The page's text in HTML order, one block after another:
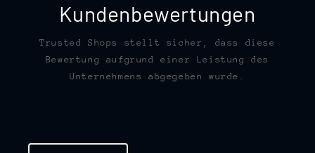
Kundenbewertungen
Trusted Shops stellt sicher, dass diese
Bewertung aufgrund einer Leistung des
Unternehmens abgegeben wurde.